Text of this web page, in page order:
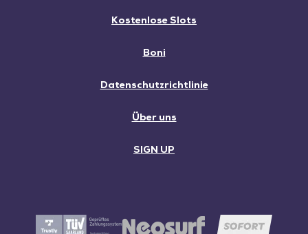
Kostenlose Slots
Boni
Datenschutzrichtlinie
Über uns
SIGN UP